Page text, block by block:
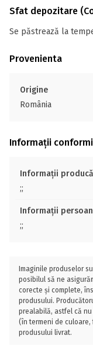
Sfat depozitare
Se păstrează la
Provenienta
Origine
România
Informații
Informații
;;
Informații
;;
Imaginile produselor
posibilul să ne
corecte și complete,
produsului.
prealabilă, astfel că
(în termeni de
produsului livrat.